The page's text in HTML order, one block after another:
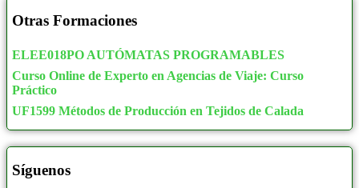
Otras Formaciones
ELEE018PO AUTÓMATAS PROGRAMABLES
Curso Online de Experto en Agencias de Viaje: Curso
Práctico
UF1599 Métodos de Producción en Tejidos de Calada
Síguenos